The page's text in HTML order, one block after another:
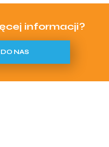
informacji?
NAS